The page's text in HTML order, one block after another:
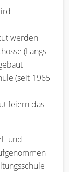
werden
(Längs-
(seit 1965
feiern das
und